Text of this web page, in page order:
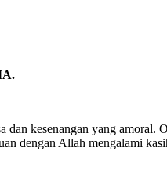
kesenangan yang
dengan Allah mengalami